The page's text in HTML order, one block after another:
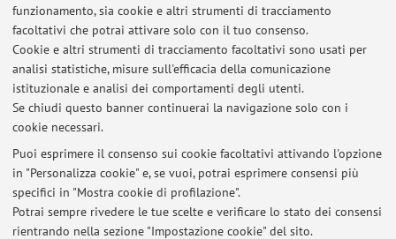
funzionamento, sia cookie e altri strumenti di tracciamento
facoltativi che potrai attivare solo con il tuo consenso.
Cookie e altri strumenti di tracciamento facoltativi sono usati per
analisi statistiche, misure sull'efficacia della comunicazione
istituzionale e analisi dei comportamenti degli utenti.
Se chiudi questo banner continuerai la navigazione solo con i
cookie necessari.
Puoi esprimere il consenso sui cookie facoltativi attivando l'opzione
in "Personalizza cookie" e, se vuoi, potrai esprimere consensi più
specifici in "Mostra cookie di profilazione".
Potrai sempre rivedere le tue scelte e verificare lo stato dei consensi
rientrando nella sezione "Impostazione cookie" del sito.
Orario di ricevimento
Il docente riceve su appuntamento in ufficio o per via
telematica
Ultimi avvisi
Al momento non sono presenti avvisi.